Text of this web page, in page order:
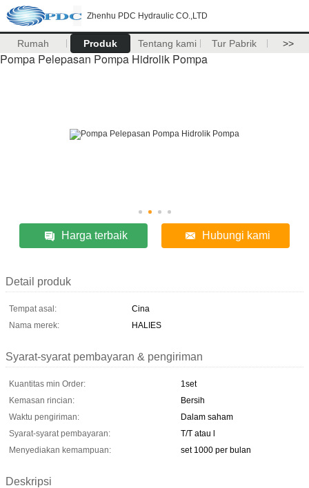
Zhenhu PDC Hydraulic CO.,LTD
Rumah Produk Tentang kami Tur Pabrik >>
Pompa Pelepasan Pompa Hidrolik Pompa
Harga terbaik Hubungi kami
Detail produk
Tempat asal:
Cina
Nama merek:
HALIES
Syarat-syarat pembayaran & pengiriman
Kuantitas min Order:
1set
Kemasan rincian:
Bersih
Waktu pengiriman:
Dalam saham
Syarat-syarat pembayaran:
T/T atau l
Menyediakan kemampuan:
set 1000 per bulan
Deskripsi